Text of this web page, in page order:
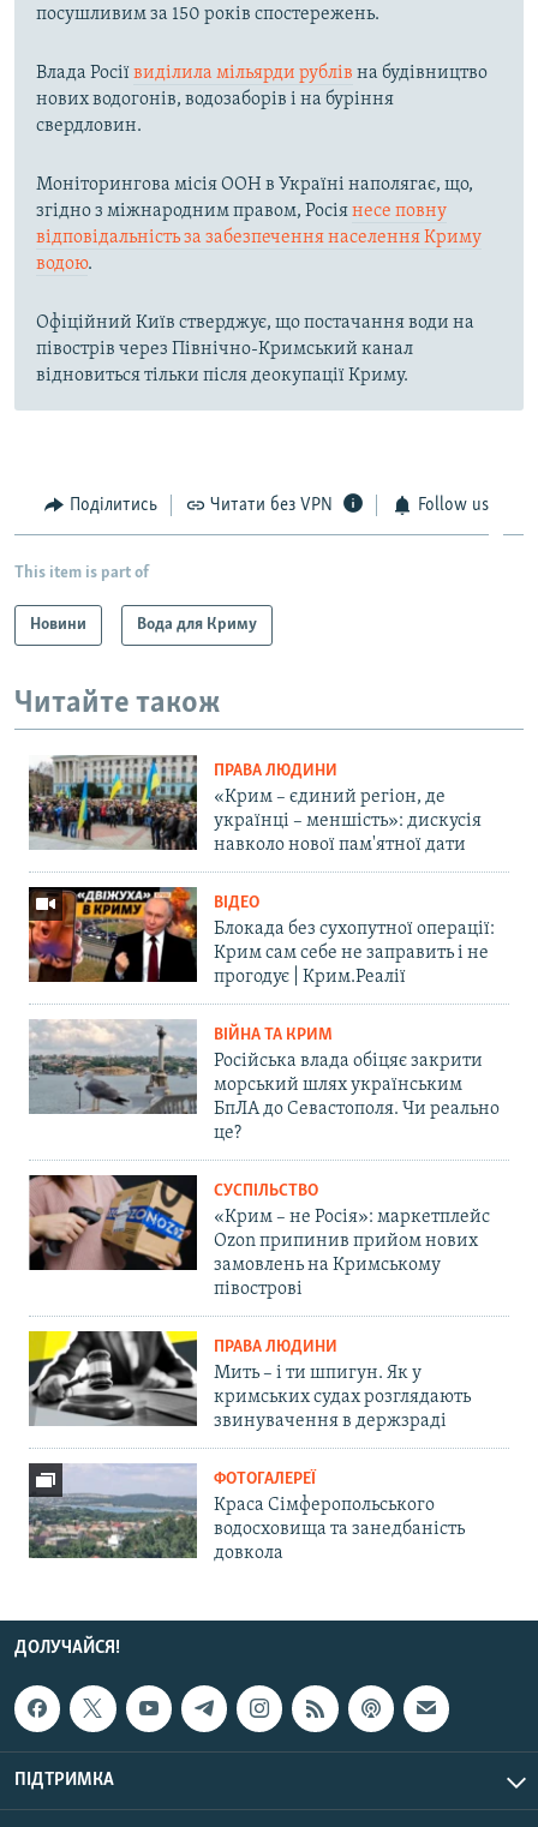
посушливим за 150 років спостережень.
Влада Росіївиділила мільярди рублів на будівництво
нових водогонів, водозаборів і на буріння
свердловин.
Моніторингова місія ООН в Україні наполягає, що,
згідно з міжнародним правом, Росіянесе повну
відповідальність за забезпечення населення Криму
водою.
Офіційний Київ стверджує, що постачання води на
півострів через Північно-Кримський канал
відновиться тільки після деокупації Криму.
Поділитись Читати без VPN Follow us
This item is part of
Новини Вода для Криму
Читайте також
ПРАВА ЛЮДИНИ
«Крим – єдиний регіон, де
українці – меншість»: дискусія
навколо нової пам'ятної дати
ВІДЕО
Блокада без сухопутної операції:
Крим сам себе не заправить і не
прогодує | Крим.Реалії
ВІЙНА ТА КРИМ
Російська влада обіцяє закрити
морський шлях українським
БпЛА до Севастополя. Чи реально
це?
СУСПІЛЬСТВО
«Крим – не Росія»: маркетплейс
Ozon припинив прийом нових
замовлень на Кримському
півострові
ПРАВА ЛЮДИНИ
Мить – і ти шпигун. Як у
кримських судах розглядають
звинувачення в держзраді
ФОТОГАЛЕРЕЇ
Краса Сімферопольського
водосховища та занедбаність
довкола
ДОЛУЧАЙСЯ!
ПІДТРИМКА